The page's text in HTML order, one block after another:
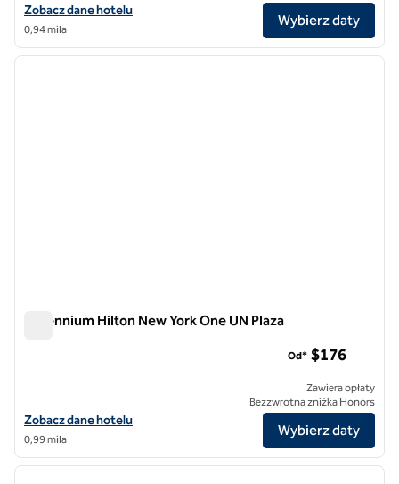
Zobacz szczegóły hotelu Hilton New York Fashion District
Zobacz dane hotelu
0,94 mila
Wybierz daty
1/12
1 z 12
Millennium Hilton New York One UN Plaza
Zobacz szczegóły hotelu Millennium Hilton New York One UN Plaza
Zobacz dane hotelu
0,99 mila
Od* $176
Zawiera opłaty
Bezzwrotna zniżka Honors
Wybierz daty
1/12
1 z 12